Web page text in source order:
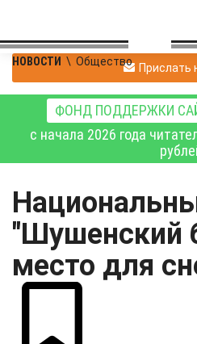
НОВОСТИ \ Общество Прислать
ФОНД ПОДДЕРЖКИ
с начала 2026 года
"Шушенский
место для